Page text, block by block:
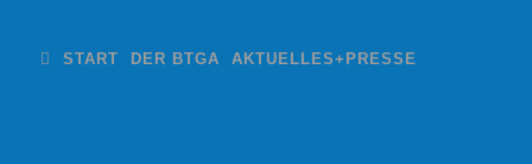
START DER BTGA AKTUELLES+PRESSE